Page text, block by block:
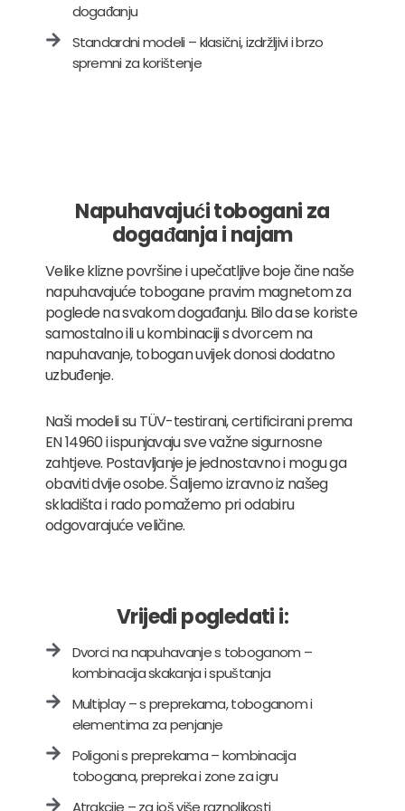
događanju
Standardni modeli – klasični, izdržljivi i brzo
spremni za korištenje
Napuhavajući tobogani za
događanja i najam
Velike klizne površine i upečatljive boje čine naše
napuhavajuće tobogane pravim magnetom za
poglede na svakom događanju. Bilo da se koriste
samostalno ili u kombinaciji s dvorcem na
napuhavanje, tobogan uvijek donosi dodatno
uzbuđenje.
Naši modeli su TÜV-testirani, certificirani prema
EN 14960 i ispunjavaju sve važne sigurnosne
zahtjeve. Postavljanje je jednostavno i mogu ga
obaviti dvije osobe. Šaljemo izravno iz našeg
skladišta i rado pomažemo pri odabiru
odgovarajuće veličine.
Vrijedi pogledati i:
Dvorci na napuhavanje s toboganom –
kombinacija skakanja i spuštanja
Multiplay – s preprekama, toboganom i
elementima za penjanje
Poligoni s preprekama – kombinacija
tobogana, prepreka i zone za igru
Atrakcije – za još više raznolikosti